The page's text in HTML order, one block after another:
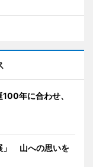
年に合わせ、
」 山への思いを